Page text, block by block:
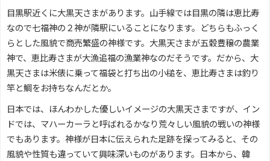
目黒駅近くに大黒天さまがあります。山手線では目黒の隣は恵比寿
なので七福神の２神が隣駅にいることになります。どちらもふっく
らとした風貌で商売繁盛の神様です。大黒天さまが五穀豊穣の農業
神で、恵比寿さまが大漁追福の漁業神なのだそうです。だから、大
黒天さまは米俵に乗って福袋と打ち出の小槌を、恵比寿さまは釣り
竿と鯛をお持ちなんだとか。
日本では、ほんわかした優しいイメージの大黒天さまですが、イン
ドでは、マハーカーラと呼ばれるかなり荒々しい風貌の戦いの神様
でもあります。神様が日本に伝えられた足跡を探ってみると、その
風貌や性質も違っていて興味深いものがあります。日本から、韓